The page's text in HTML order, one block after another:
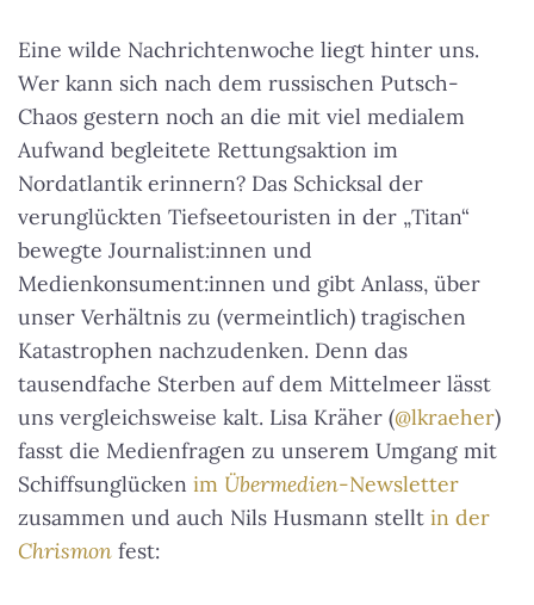
Eine wilde Nachrichtenwoche liegt hinter uns.
Wer kann sich nach dem russischen Putsch-
Chaos gestern noch an die mit viel medialem
Aufwand begleitete Rettungsaktion im
Nordatlantik erinnern? Das Schicksal der
verunglückten Tiefseetouristen in der „Titan“
bewegte Journalist:innen und
Medienkonsument:innen und gibt Anlass, über
unser Verhältnis zu (vermeintlich) tragischen
Katastrophen nachzudenken. Denn das
tausendfache Sterben auf dem Mittelmeer lässt
uns vergleichsweise kalt. Lisa Kräher (@lkraeher)
fasst die Medienfragen zu unserem Umgang mit
Schiffsunglücken im Übermedien-Newsletter
zusammen und auch Nils Husmann stellt in der
Chrismon fest: